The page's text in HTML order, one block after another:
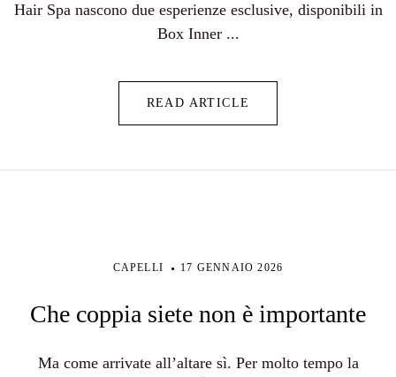
Hair Spa nascono due esperienze esclusive, disponibili in
Box Inner ...
READ ARTICLE
CAPELLI 17 GENNAIO 2026
Che coppia siete non è importante
Ma come arrivate all’altare sì. Per molto tempo la